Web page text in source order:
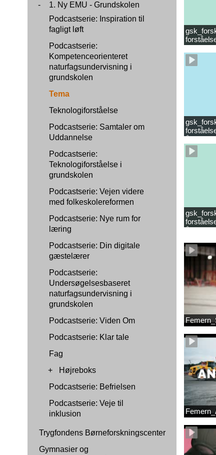
-
1. Ny EMU - Grundskolen
Podcastserie: Inspiration til
fagligt løft
Podcastserie:
Kompetenceorienteret
naturfagsundervisning i
grundskolen
Tema
Teknologiforståelse
Podcastserie: Samtaler om
Uddannelse
Podcastserie:
Teknologiforståelse i
grundskolen
Podcastserie: Vejen videre
med folkeskolereformen
Podcastserie: Nye rum for
læring
Podcastserie: Din digitale
gæstelærer
Podcastserie:
Undersøgelsesbaseret
naturfagsundervisning i
grundskolen
Podcastserie: Viden Om
Podcastserie: Klar tale
Fag
+
Højreboks
Podcastserie: Befrielsen
Podcastserie: Veje til
inklusion
Trygfondens Børneforskningscenter
Gymnasier og
år.mp4